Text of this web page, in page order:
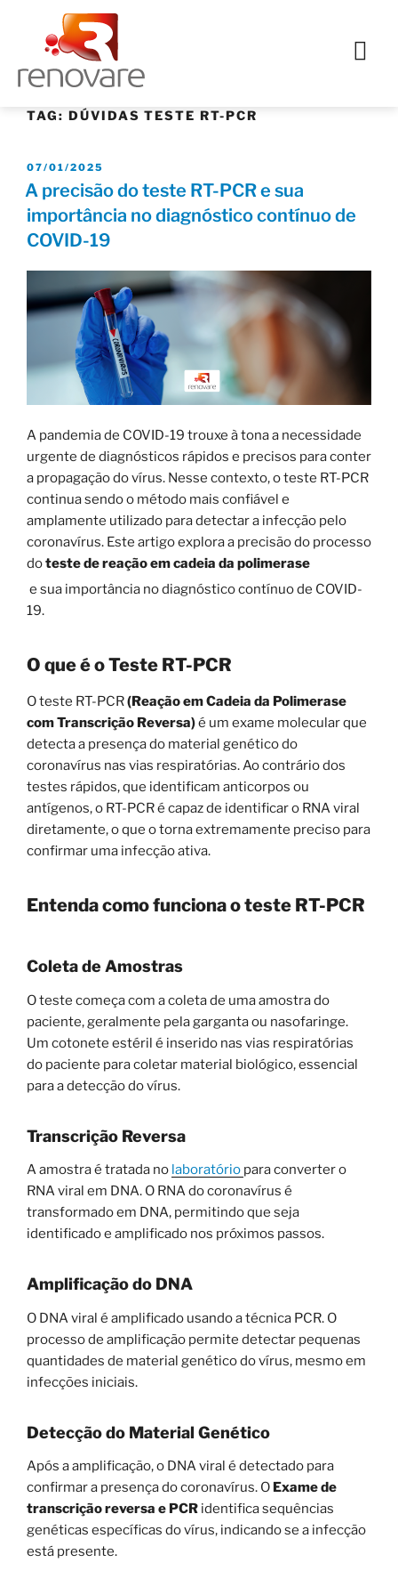
TAG: DÚVIDAS TESTE RT-PCR
07/01/2025
A precisão do teste RT-PCR e sua
importância no diagnóstico contínuo de
COVID-19
A pandemia de COVID-19 trouxe à tona a necessidade
urgente de diagnósticos rápidos e precisos para conter
a propagação do vírus. Nesse contexto, o teste RT-PCR
continua sendo o método mais confiável e
amplamente utilizado para detectar a infecção pelo
coronavírus. Este artigo explora a precisão do processo
doteste de reação em cadeia da polimerase
e sua importância no diagnóstico contínuo de COVID-
19.
O que é o Teste RT-PCR
O teste RT-PCR(Reação em Cadeia da Polimerase
com Transcrição Reversa)é um exame molecular que
detecta a presença do material genético do
coronavírus nas vias respiratórias. Ao contrário dos
testes rápidos, que identificam anticorpos ou
antígenos, o RT-PCR é capaz de identificar o RNA viral
diretamente, o que o torna extremamente preciso para
confirmar uma infecção ativa.
Entenda como funciona o teste RT-PCR
Coleta de Amostras
O teste começa com a coleta de uma amostra do
paciente, geralmente pela garganta ou nasofaringe.
Um cotonete estéril é inserido nas vias respiratórias
do paciente para coletar material biológico, essencial
para a detecção do vírus.
Transcrição Reversa
A amostra é tratada no laboratório para converter o
RNA viral em DNA. O RNA do coronavírus é
transformado em DNA, permitindo que seja
identificado e amplificado nos próximos passos.
Amplificação do DNA
O DNA viral é amplificado usando a técnica PCR. O
processo de amplificação permite detectar pequenas
quantidades de material genético do vírus, mesmo em
infecções iniciais.
Detecção do Material Genético
Após a amplificação, o DNA viral é detectado para
confirmar a presença do coronavírus. O Exame de
transcrição reversa e PCR identifica sequências
genéticas específicas do vírus, indicando se a infecção
está presente.